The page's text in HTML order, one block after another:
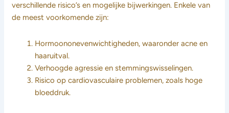
verschillende risico’s en mogelijke bijwerkingen. Enkele van
de meest voorkomende zijn:
Hormoononevenwichtigheden, waaronder acne en
haaruitval.
Verhoogde agressie en stemmingswisselingen.
Risico op cardiovasculaire problemen, zoals hoge
bloeddruk.